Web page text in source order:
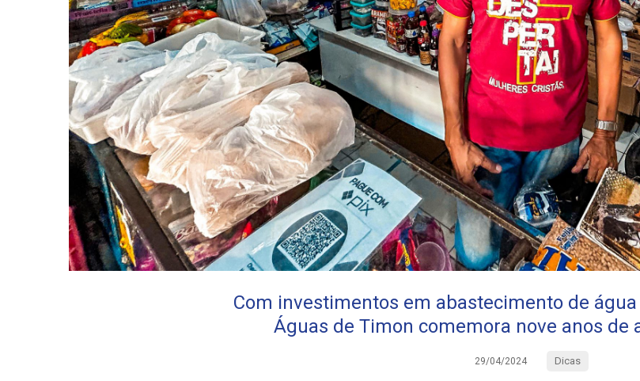
Com investimentos em abastecimento de
Águas de Timon comemora nove anos de
29/04/2024 Dicas